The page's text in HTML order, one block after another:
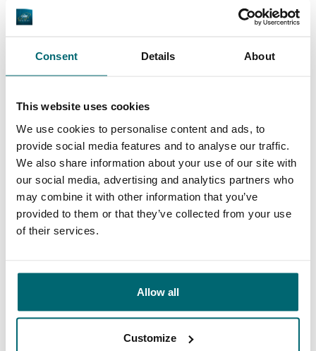
Consent Details About
This website uses cookies
We use cookies to personalise content and ads, to
provide social media features and to analyse our traffic.
We also share information about your use of our site with
our social media, advertising and analytics partners who
may combine it with other information that you’ve
provided to them or that they’ve collected from your use
of their services.
Allow all
Customize
längerer Zeit ein Begriff und steht für
Reisen für Karpfenangler geht. Auch ich
überzeugen, dass sowohl der Kontakt, die
Planung, als auch die Organisation einer Reise
an einen See aus dem Programm durch
Jeroen tadel- und reibungslos geklappt
haben. Man fühlte sich stets gut sowie ehrlich
beraten und auch die angebotenen Seen
versprechen. Wenn Ihr also auf der Suche
nach einem perfekten Angelurlaub seid, ist
Jeroen und The Carp Specialist die beste
Adresse!
10/10 Christoph Pleischl
Große Auswahl an 1A